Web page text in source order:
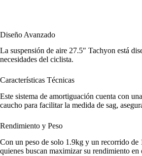
Diseño Avanzado
La suspensión de aire 27.5″ Tachyon está
necesidades del ciclista.
Características Técnicas
Este sistema de amortiguación cuenta con
caucho para facilitar la medida de sag,
Rendimiento y Peso
Con un peso de solo 1.9kg y un recorrido de
quienes buscan maximizar su rendimiento en